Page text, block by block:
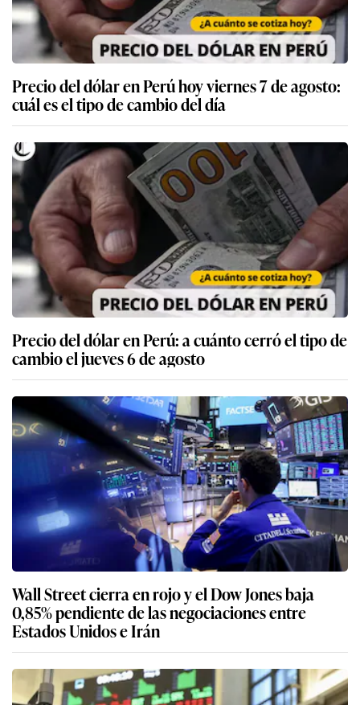
Precio del dólar en Perú hoy viernes 7 de agosto:
cuál es el tipo de cambio del día
Precio del dólar en Perú: a cuánto cerró el tipo de
cambio el jueves 6 de agosto
Wall Street cierra en rojo y el Dow Jones baja
0,85% pendiente de las negociaciones entre
Estados Unidos e Irán